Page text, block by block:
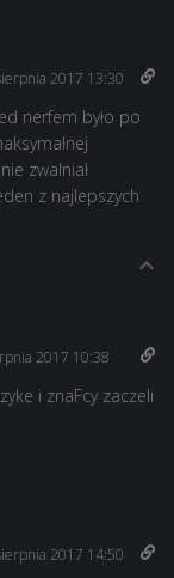
2017 13:30
nerfem było po
zwalniał
z najlepszych
2017 10:38
i znaFcy zaczeli
2017 14:50